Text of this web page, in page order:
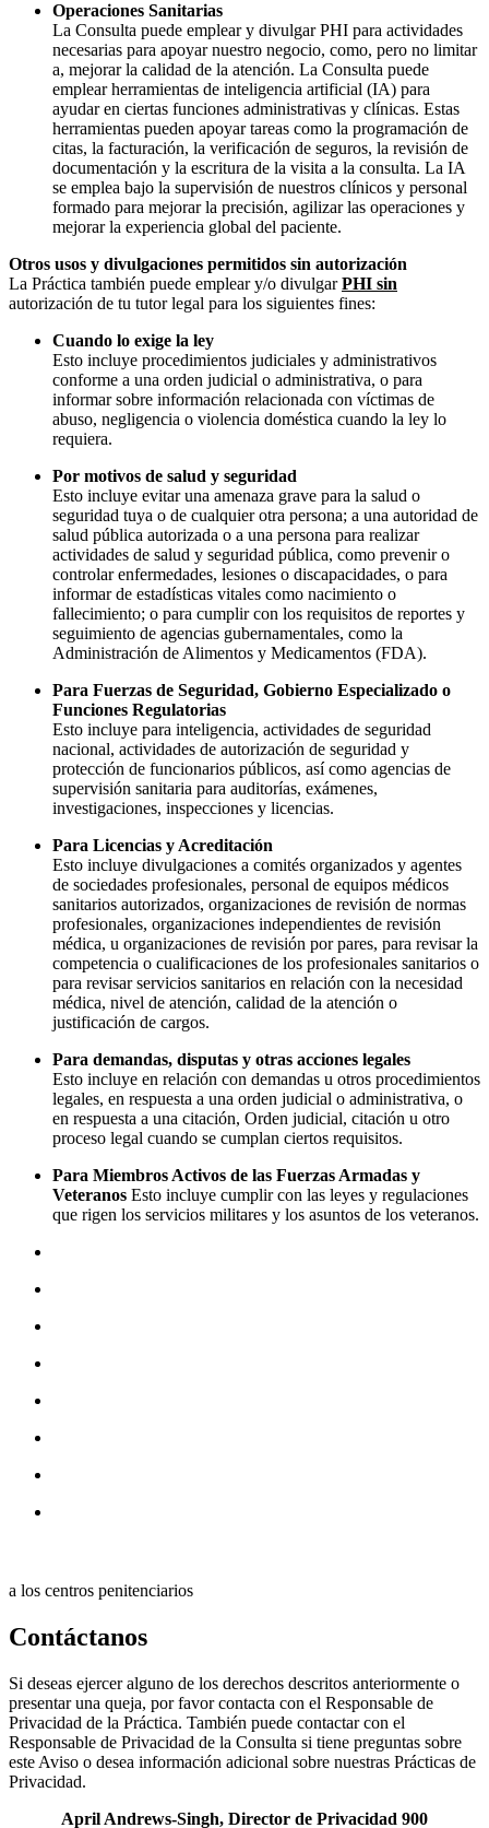
Operaciones Sanitarias
La Consulta puede emplear y divulgar PHI para actividades
necesarias para apoyar nuestro negocio, como, pero no limitar
a, mejorar la calidad de la atención. La Consulta puede
emplear herramientas de inteligencia artificial (IA) para
ayudar en ciertas funciones administrativas y clínicas. Estas
herramientas pueden apoyar tareas como la programación de
citas, la facturación, la verificación de seguros, la revisión de
documentación y la escritura de la visita a la consulta. La IA
se emplea bajo la supervisión de nuestros clínicos y personal
formado para mejorar la precisión, agilizar las operaciones y
mejorar la experiencia global del paciente.
Otros usos y divulgaciones permitidos sin autorización
La Práctica también puede emplear y/o divulgarPHI sin
autorización de tu tutor legal para los siguientes fines:
Cuando lo exige la ley
Esto incluye procedimientos judiciales y administrativos
conforme a una orden judicial o administrativa, o para
informar sobre información relacionada con víctimas de
abuso, negligencia o violencia doméstica cuando la ley lo
requiera.
Por motivos de salud y seguridad
Esto incluye evitar una amenaza grave para la salud o
seguridad tuya o de cualquier otra persona; a una autoridad de
salud pública autorizada o a una persona para realizar
actividades de salud y seguridad pública, como prevenir o
controlar enfermedades, lesiones o discapacidades, o para
informar de estadísticas vitales como nacimiento o
fallecimiento; o para cumplir con los requisitos de reportes y
seguimiento de agencias gubernamentales, como la
Administración de Alimentos y Medicamentos (FDA).
Para Fuerzas de Seguridad, Gobierno Especializado o
Funciones Regulatorias
Esto incluye para inteligencia, actividades de seguridad
nacional, actividades de autorización de seguridad y
protección de funcionarios públicos, así como agencias de
supervisión sanitaria para auditorías, exámenes,
investigaciones, inspecciones y licencias.
Para Licencias y Acreditación
Esto incluye divulgaciones a comités organizados y agentes
de sociedades profesionales, personal de equipos médicos
sanitarios autorizados, organizaciones de revisión de normas
profesionales, organizaciones independientes de revisión
médica, u organizaciones de revisión por pares, para revisar la
competencia o cualificaciones de los profesionales sanitarios o
para revisar servicios sanitarios en relación con la necesidad
médica, nivel de atención, calidad de la atención o
justificación de cargos.
Para demandas, disputas y otras acciones legales
Esto incluye en relación con demandas u otros procedimientos
legales, en respuesta a una orden judicial o administrativa, o
en respuesta a una citación, Orden judicial, citación u otro
proceso legal cuando se cumplan ciertos requisitos.
Para Miembros Activos de las Fuerzas Armadas y
Veteranos Esto incluye cumplir con las leyes y regulaciones
que rigen los servicios militares y los asuntos de los veteranos.
a los centros penitenciarios
Contáctanos
Si deseas ejercer alguno de los derechos descritos anteriormente o
presentar una queja, por favor contacta con el Responsable de
Privacidad de la Práctica. También puede contactar con el
Responsable de Privacidad de la Consulta si tiene preguntas sobre
este Aviso o desea información adicional sobre nuestras Prácticas de
Privacidad.
April Andrews-Singh, Director de Privacidad 900